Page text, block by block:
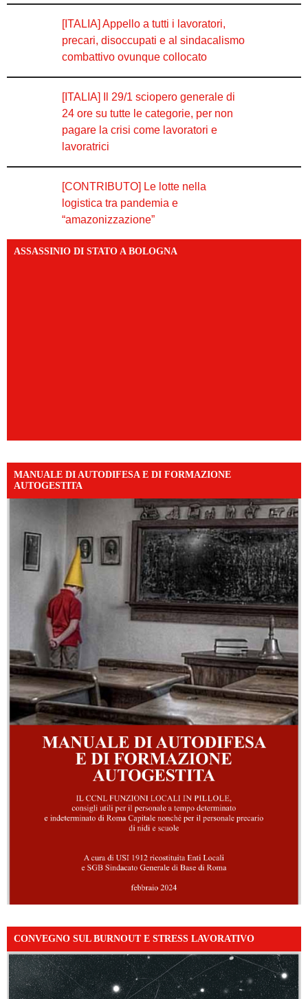
[ITALIA] Appello a tutti i lavoratori,
precari, disoccupati e al sindacalismo
combattivo ovunque collocato
[ITALIA] Il 29/1 sciopero generale di
24 ore su tutte le categorie, per non
pagare la crisi come lavoratori e
lavoratrici
[CONTRIBUTO] Le lotte nella
logistica tra pandemia e
“amazonizzazione”
ASSASSINIO DI STATO A BOLOGNA
MANUALE DI AUTODIFESA E DI FORMAZIONE
AUTOGESTITA
CONVEGNO SUL BURNOUT E STRESS LAVORATIVO